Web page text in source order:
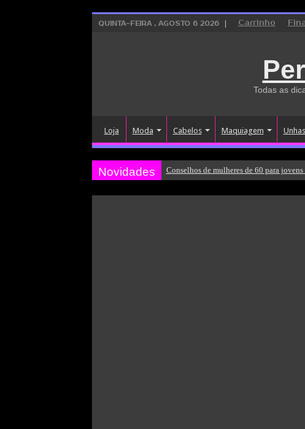
QUINTA-FEIRA , AGOSTO 6 2026 Carrinho
Todas as
Loja Moda Cabelos Maquiagem Unhas
Novidades Conselhos de mulheres de 60 para jovens